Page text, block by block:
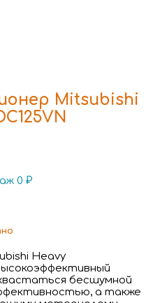
Mitsubishi
0 ₽
Heavy
бесшумной
а также